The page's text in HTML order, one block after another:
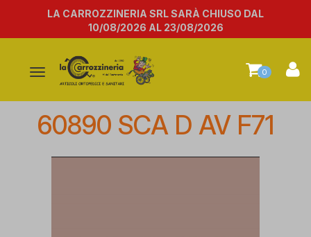
LA CARROZZINERIA SRL SARÀ CHIUSO DAL
10/08/2026 AL 23/08/2026
Attiva/disattiva
navigazione
0
60890 SCA D AV F71